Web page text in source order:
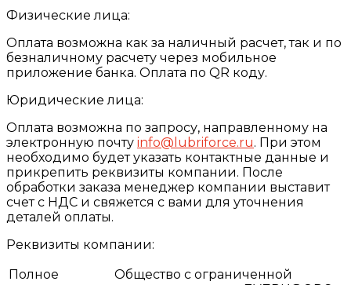
Физические лица:
Оплата возможна как за наличный расчет, так и по
безналичному расчету через мобильное
приложение банка. Оплата по QR коду.
Юридические лица:
Оплата возможна по запросу, направленному на
электронную почту info@lubriforce.ru. При этом
необходимо будет указать контактные данные и
прикрепить реквизиты компании. После
обработки заказа менеджер компании выставит
счет с НДС и свяжется с вами для уточнения
деталей оплаты.
Реквизиты компании:
Полное
Общество с ограниченной